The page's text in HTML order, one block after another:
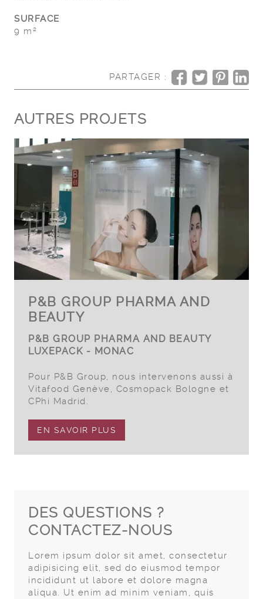
SURFACE
9 m²
PARTAGER :
AUTRES PROJETS
P&B GROUP PHARMA AND
BEAUTY
P&B GROUP PHARMA AND BEAUTY
LUXEPACK - MONAC
Pour P&B Group, nous intervenons aussi à
Vitafood Genève, Cosmopack Bologne et
CPhi Madrid.
EN SAVOIR PLUS
DES QUESTIONS ?
CONTACTEZ-NOUS
Lorem ipsum dolor sit amet, consectetur
adipisicing elit, sed do eiusmod tempor
incididunt ut labore et dolore magna
aliqua. Ut enim ad minim veniam, quis